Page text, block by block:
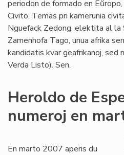
periodon de formado en
Civito. Temas pri kamerunia
Nguefack Zedong, elektita al
Zamenhofa Tago, unua afrika
kandidatis kvar geafrikanoj,
Verda Listo). Sen.
Heroldo de
numeroj en
En marto 2007 aperis du